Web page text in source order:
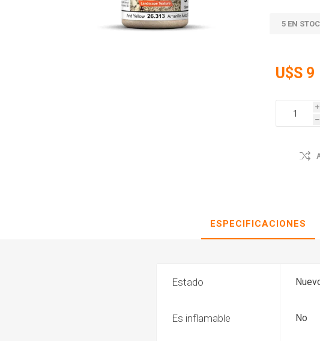
5 EN
U$S 9
i
h
ESPECIFICACIONES
Estado
Es inflamable No